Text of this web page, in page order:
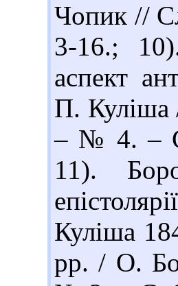
Чопик //
3-16.;
аспект
П. Куліша
– № 4. –
11).
Куліша
рр. / О.